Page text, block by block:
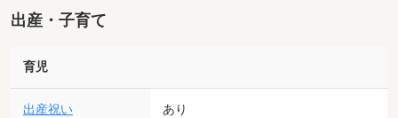
出産・子育て
育児
出産祝い あり